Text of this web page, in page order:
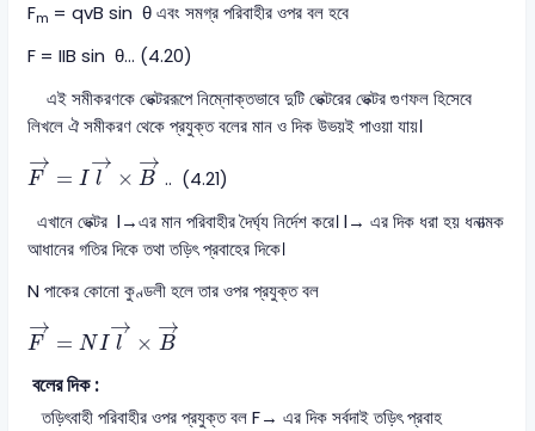
Fm = qvB sin θ এবং সমগ্র পরিবাহীর ওপর বল হবে
F = IIB sin θ... (4.20)
এই সমীকরণকে ভেক্টররূপে নিম্নোক্তভাবে দুটি ভেক্টরের ভেক্টর গুণফল হিসেবে
লিখলে ঐ সমীকরণ থেকে প্রযুক্ত বলের মান ও দিক উভয়ই পাওয়া যায়।
→
F = I
→
l ×
→
B
F→ →× →
.. (4.21)
এখানে ভেক্টর l→এর মান পরিবাহীর দৈর্ঘ্য নির্দেশ করে। l→ এর দিক ধরা হয় ধনাত্মক
আধানের গতির দিকে তথা তড়িৎ প্রবাহের দিকে।
N পাকের কোনো কুণ্ডলী হলে তার ওপর প্রযুক্ত বল
→
F = NI
→
l ×
→
B
F→ →× →
বলের দিক :
তড়িৎবাহী পরিবাহীর ওপর প্রযুক্ত বল F→ এর দিক সর্বদাই তড়িৎ প্রবাহ